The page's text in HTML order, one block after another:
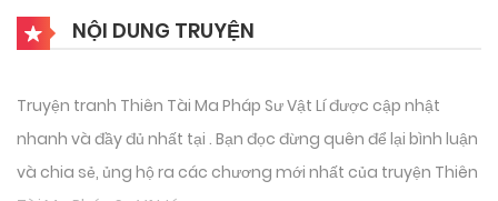
NỘI DUNG TRUYỆN
Truyện tranh Thiên Tài Ma Pháp Sư Vật Lí được cập nhật
nhanh và đầy đủ nhất tại . Bạn đọc đừng quên để lại bình luận
và chia sẻ, ủng hộ ra các chương mới nhất của truyện Thiên